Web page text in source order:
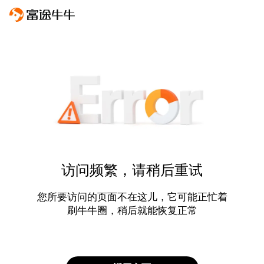
访问频繁，请稍后重试
您所要访问的页面不在这儿，它可能正忙着
刷牛牛圈，稍后就能恢复正常